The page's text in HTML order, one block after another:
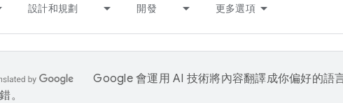
設計和規劃 開發 更多選項
Google 會運用 AI 技術將內容翻譯成你偏好的語
。